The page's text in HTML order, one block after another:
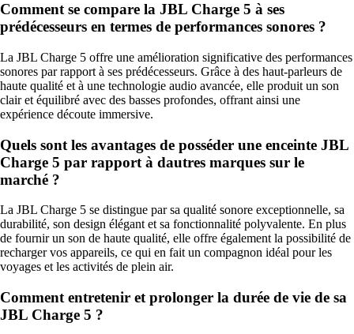
Comment se compare la JBL Charge 5 à ses
prédécesseurs en termes de performances sonores ?
La JBL Charge 5 offre une amélioration significative des performances
sonores par rapport à ses prédécesseurs. Grâce à des haut-parleurs de
haute qualité et à une technologie audio avancée, elle produit un son
clair et équilibré avec des basses profondes, offrant ainsi une
expérience découte immersive.
Quels sont les avantages de posséder une enceinte JBL
Charge 5 par rapport à dautres marques sur le
marché ?
La JBL Charge 5 se distingue par sa qualité sonore exceptionnelle, sa
durabilité, son design élégant et sa fonctionnalité polyvalente. En plus
de fournir un son de haute qualité, elle offre également la possibilité de
recharger vos appareils, ce qui en fait un compagnon idéal pour les
voyages et les activités de plein air.
Comment entretenir et prolonger la durée de vie de sa
JBL Charge 5 ?